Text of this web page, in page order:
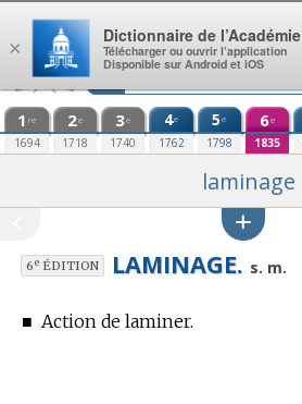
Aller au contenu
1 re
1694
2e
1718
3e
1740
4e
1762
5e
1798
6e
1835
laminage
6eÉDITION LAMINAGE. s. m.
■ Action de laminer.
×
Dictionnaire de l’Académie
Télécharger ou ouvrir l’application
Disponible sur Android et iOS